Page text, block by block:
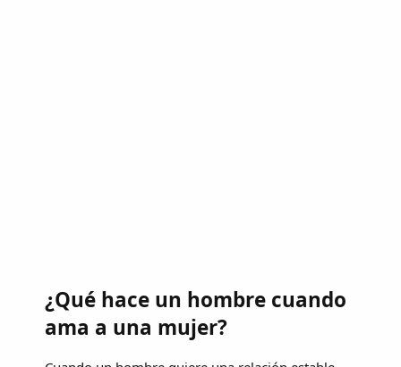
¿Qué hace un hombre cuando
ama a una mujer?